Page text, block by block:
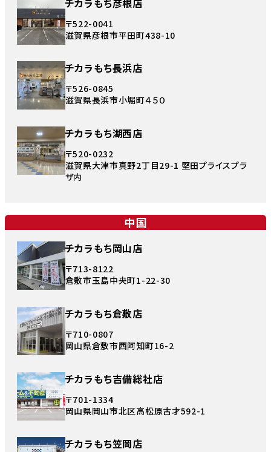
〒522-0041
滋賀県彦根市平田町438-10
チカラもち長浜店
〒526-0845
滋賀県長浜市小堀町４５０
チカラもち湖西店
〒520-0232
滋賀県大津市真野2丁目29-1 堅田プライスプラ
ザ内
中国
チカラもち岡山店
〒713-8122
倉敷市玉島中央町1-22-30
チカラもち倉敷店
〒710-0807
岡山県倉敷市西阿知町16-2
チカラもち吉備総社店
〒701-1334
岡山県岡山市北区高松原古才592-1
チカラもち笠岡店